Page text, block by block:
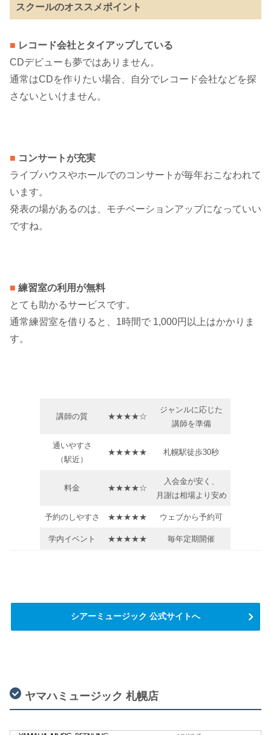
スクールのオススメポイント
■ レコード会社とタイアップしている
CDデビューも夢ではありません。
通常はCDを作りたい場合、自分でレコード会社などを探
さないといけません。
■ コンサートが充実
ライブハウスやホールでのコンサートが毎年おこなわれて
います。
発表の場があるのは、モチベーションアップになっていい
ですね。
■ 練習室の利用が無料
とても助かるサービスです。
通常練習室を借りると、1時間で 1,000円以上はかかりま
す。
講師の質 ★★★★☆
ジャンルに応じた
講師を準備
通いやすさ
（駅近）
★★★★★ 札幌駅徒歩30秒
料金 ★★★★☆
入会金が安く、
月謝は相場より安め
予約のしやすさ ★★★★★ ウェブから予約可
学内イベント ★★★★★ 毎年定期開催
シアーミュージック 公式サイトへ
ヤマハミュージック 札幌店